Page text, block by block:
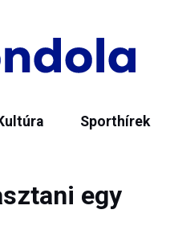
Sporthírek
egy